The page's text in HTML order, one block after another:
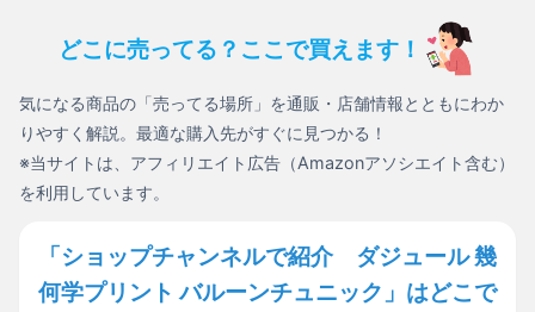
どこに売ってる？ここで買えます！
気になる商品の「売ってる場所」を通販・店舗情報とともにわか
りやすく解説。最適な購入先がすぐに見つかる！
※当サイトは、アフィリエイト広告（Amazonアソシエイト含む）
を利用しています。
「ショップチャンネルで紹介 ダジュール 幾
何学プリント バルーンチュニック」はどこで